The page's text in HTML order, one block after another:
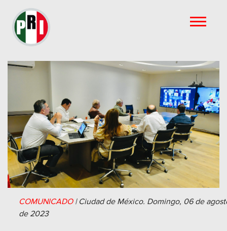
COMUNICADO| Ciudad de México. Domingo, 06 de
de 2023